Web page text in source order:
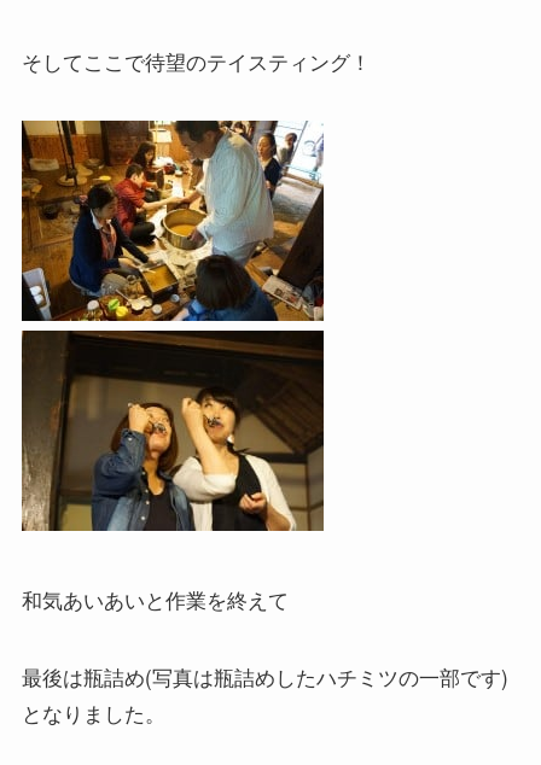
そしてここで待望のテイスティング！
和気あいあいと作業を終えて
最後は瓶詰め(写真は瓶詰めしたハチミツの一部です)
となりました。